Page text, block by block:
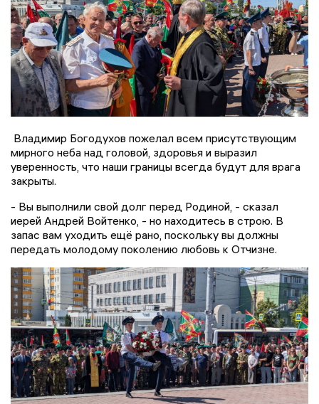
Владимир Богодухов пожелал всем присутствующим
мирного неба над головой, здоровья и выразил
уверенность, что наши границы всегда будут для врага
закрыты.
- Вы выполнили свой долг перед Родиной, - сказал
иерей Андрей Войтенко, - но находитесь в строю. В
запас вам уходить ещё рано, поскольку вы должны
передать молодому поколению любовь к Отчизне.